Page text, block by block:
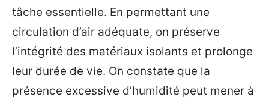
tâche essentielle. En permettant une
circulation d’air adéquate, on préserve
l’intégrité des matériaux isolants et prolonge
leur durée de vie. On constate que la
présence excessive d’humidité peut mener à